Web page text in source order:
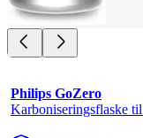
Philips GoZero
Karboniseringsflaske